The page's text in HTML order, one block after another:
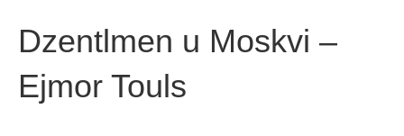
Dzentlmen u Moskvi –
Ejmor Touls